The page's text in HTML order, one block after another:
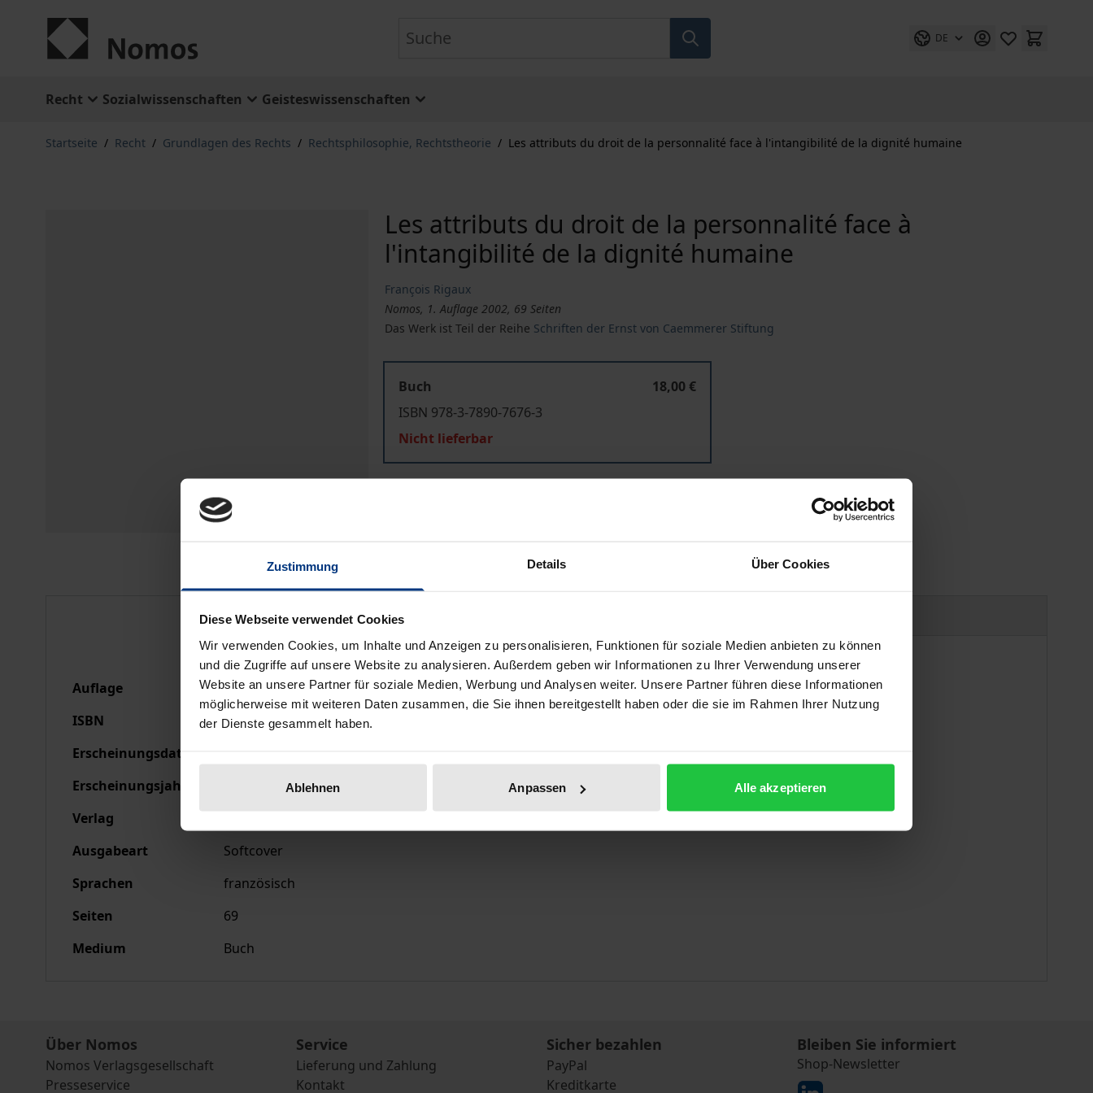
Zustimmung Details Über Cookies
Diese Webseite verwendet Cookies
Wir verwenden Cookies, um Inhalte und Anzeigen zu personalisieren, Funktionen für soziale Medien anbieten zu können
und die Zugriffe auf unsere Website zu analysieren. Außerdem geben wir Informationen zu Ihrer Verwendung unserer
Website an unsere Partner für soziale Medien, Werbung und Analysen weiter. Unsere Partner führen diese Informationen
möglicherweise mit weiteren Daten zusammen, die Sie ihnen bereitgestellt haben oder die sie im Rahmen Ihrer Nutzung
der Dienste gesammelt haben.
Ablehnen Anpassen Alle akzeptieren
DE
Recht Sozialwissenschaften Geisteswissenschaften
Startseite / Recht / Grundlagen des Rechts / Rechtsphilosophie, Rechtstheorie / Les attributs du droit de la personnalité face à l'intangibilité de la dignité humaine
Les attributs du droit de la personnalité face à
l'intangibilité de la dignité humaine
François Rigaux
Nomos, 1. Auflage 2002, 69 Seiten
Das Werk ist Teil der Reihe Schriften der Ernst von Caemmerer Stiftung
Buch
18,00 €
ISBN 978-3-7890-7676-3
Nicht lieferbar
Bibliografische Angaben
Auflage
1
ISBN
978-3-7890-7676-3
Erscheinungsdatum
Erscheinungsjahr
Verlag
Ausgabeart
Softcover
Sprachen
französisch
Seiten
69
Medium
Buch
Über Nomos
Nomos Verlagsgesellschaft
Presseservice
Service
Lieferung und Zahlung
Kontakt
Sicher bezahlen
PayPal
Kreditkarte
Bleiben Sie informiert
Shop-Newsletter